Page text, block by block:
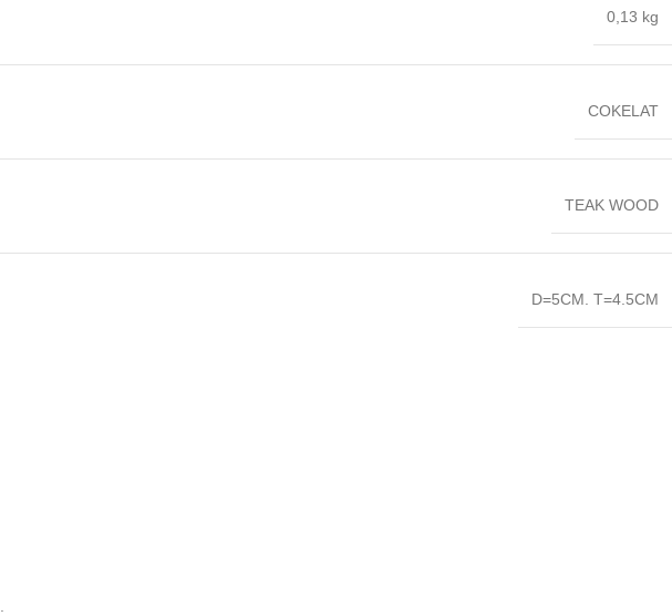
0,13 kg
COKELAT
TEAK WOOD
D=5CM. T=4.5CM